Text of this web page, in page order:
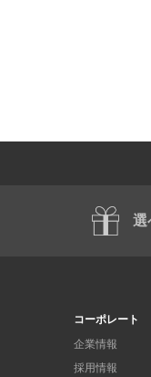
選
コーポレート
企業情報
採用情報